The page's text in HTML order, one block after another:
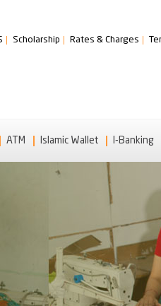
Scholarship Rates & Charges
ATM Islamic Wallet I-Banking